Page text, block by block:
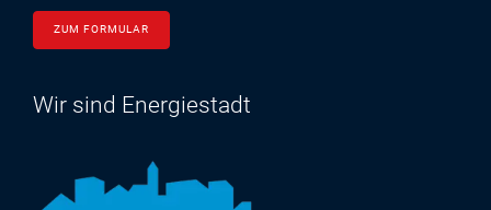
ZUM FORMULAR
Wir sind Energiestadt